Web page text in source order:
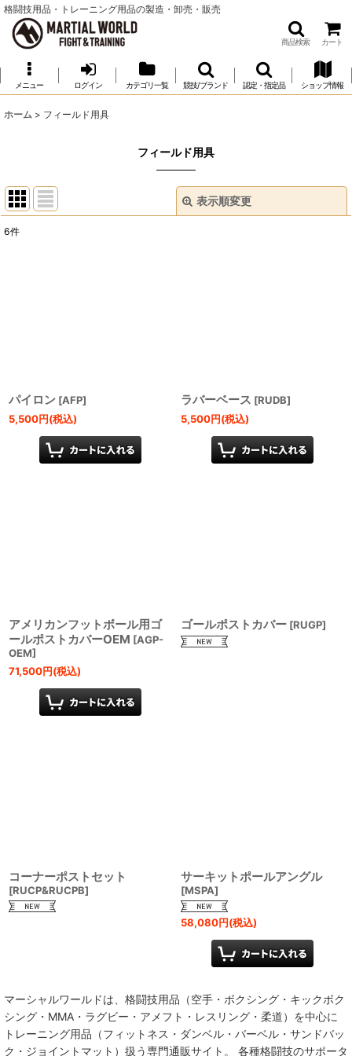
格闘技用品・トレーニング用品の製造・卸売・販売
商品検索 カート
メニュー ログイン カテゴリ一覧 競技/ブランド 認定・指定品 ショップ情報
ホーム > フィールド用具
フィールド用具
表示順変更
6件
パイロン [AFP]
5,500円(税込)
ラバーベース [RUDB]
5,500円(税込)
アメリカンフットボール用ゴ
ールポストカバーOEM [AGP-
OEM]
71,500円(税込)
ゴールポストカバー [RUGP]
コーナーポストセット
[RUCP&RUCPB]
サーキットポールアングル
[MSPA]
58,080円(税込)
マーシャルワールドは、格闘技用品（空手・ボクシング・キックボク
シング・MMA・ラグビー・アメフト・レスリング・柔道）を中心に
トレーニング用品（フィットネス・ダンベル・バーベル・サンドバッ
ク・ジョイントマット）扱う専門通販サイト。 各種格闘技のサポータ